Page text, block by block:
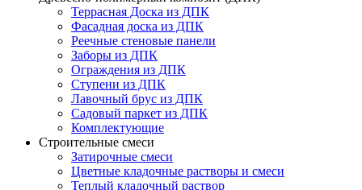
Террасная Доска из ДПК
Фасадная доска из ДПК
Реечные стеновые панели
Заборы из ДПК
Ограждения из ДПК
Ступени из ДПК
Лавочный брус из ДПК
Садовый паркет из ДПК
Комплектующие
Строительные смеси
Затирочные смеси
Цветные кладочные растворы и смеси
Теплый кладочный раствор